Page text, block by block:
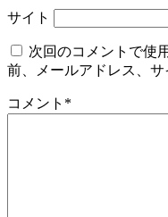
サイト
次回のコメントで使
前、メールアドレス、サ
コメント *